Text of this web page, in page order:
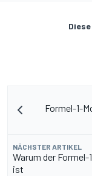
Formel-1-
NÄCHSTER ARTIKEL
Warum der
ist